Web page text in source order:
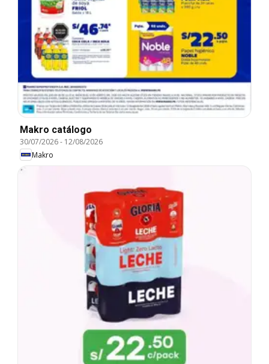
Makro catálogo
30/07/2026- 12/08/2026
Makro